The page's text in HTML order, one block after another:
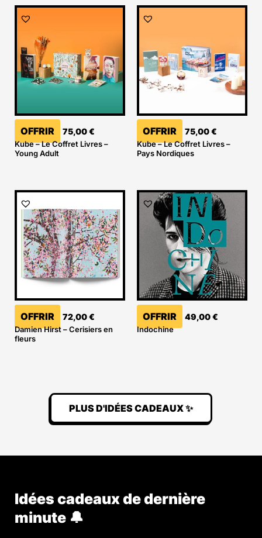
OFFRIR 75,00€
Kube – Le Coffret Livres –
Young Adult
OFFRIR 75,00€
Kube – Le Coffret Livres –
Pays Nordiques
OFFRIR 72,00€
Damien Hirst – Cerisiers en
fleurs
OFFRIR 49,00€
Indochine
PLUS D'IDÉES CADEAUX ✨
Idées cadeaux de dernière
minute 🔔